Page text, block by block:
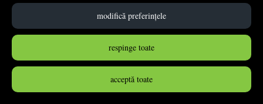
modifică preferințele
respinge toate
acceptă toate